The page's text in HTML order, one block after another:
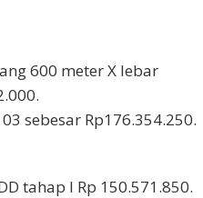
600 meter X lebar
sebesar Rp176.354.250.
tahap I Rp 150.571.850.